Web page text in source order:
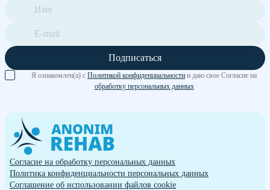
Подписаться
Я ознакомлен(а) с Политикой конфиденциальности и даю свое Согласие на
обработку персональных данных
Согласие на обработку персональных данных
Политика конфиденциальности персональных данных
Cоглашение об использовании файлов cookie